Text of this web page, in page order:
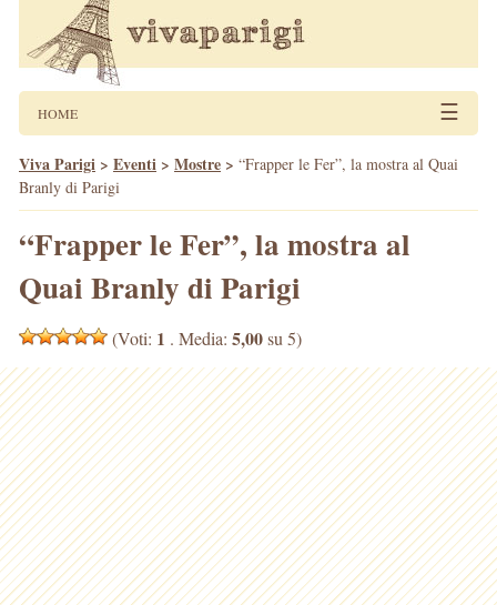
HOME ☰
Viva Parigi > Eventi > Mostre > “Frapper le Fer”, la mostra al Quai
Branly di Parigi
“Frapper le Fer”, la mostra al
Quai Branly di Parigi
(Voti: 1 . Media: 5,00su 5)